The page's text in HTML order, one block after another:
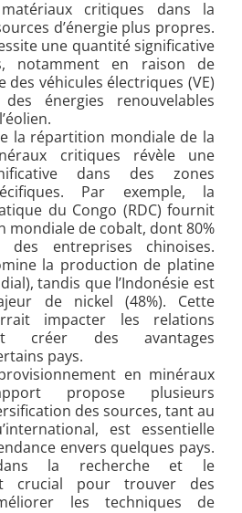
critiques dans la
d’énergie plus propres.
une quantité significative
notamment en raison de
des véhicules électriques (VE)
énergies renouvelables
la répartition mondiale de la
critiques révèle une
dans des zones
Par exemple, la
du Congo (RDC) fournit
mondiale de cobalt, dont 80%
entreprises chinoises.
la production de platine
tandis que l’Indonésie est
de nickel (48%). Cette
impacter les relations
créer des avantages
pays.
en minéraux
propose plusieurs
des sources, tant au
est essentielle
envers quelques pays.
dans la recherche et le
crucial pour trouver des
les techniques de